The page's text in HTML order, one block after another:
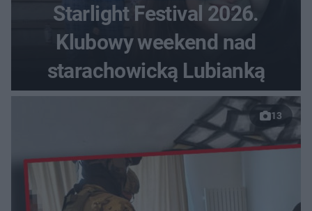
Starlight Festival 2026.
Klubowy weekend nad
starachowicką Lubianką
13